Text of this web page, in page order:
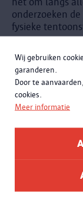
Wij gebruiken
garanderen.
Door te
cookies.
Meer informatie
onderzoeken
fysieke